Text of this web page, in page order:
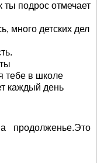
ты подрос отмечает
много детских дел
тебе в школе
каждый день
продолженье.Это